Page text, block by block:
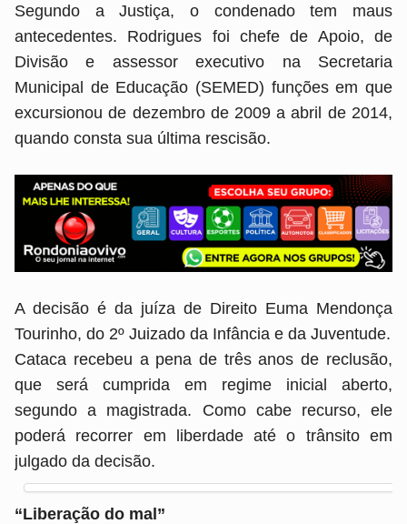
Segundo a Justiça, o condenado tem maus
antecedentes. Rodrigues foi chefe de Apoio, de
Divisão e assessor executivo na Secretaria
Municipal de Educação (SEMED) funções em que
excursionou de dezembro de 2009 a abril de 2014,
quando consta sua última rescisão.
A decisão é da juíza de Direito Euma Mendonça
Tourinho, do 2º Juizado da Infância e da Juventude.
Cataca recebeu a pena de três anos de reclusão,
que será cumprida em regime inicial aberto,
segundo a magistrada. Como cabe recurso, ele
poderá recorrer em liberdade até o trânsito em
julgado da decisão.
“Liberação do mal”